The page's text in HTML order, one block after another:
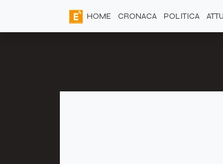
HOME CRONACA POLITICA